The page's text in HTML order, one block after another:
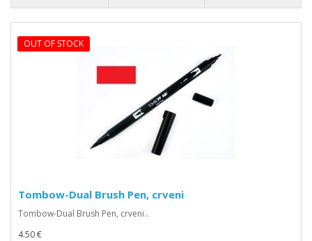
OUT OF STOCK
Tombow-Dual Brush Pen, crveni
Tombow-Dual Brush Pen, crveni..
4.50 €